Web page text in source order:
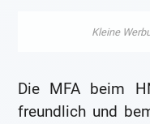
Die MFA beim
freundlich und